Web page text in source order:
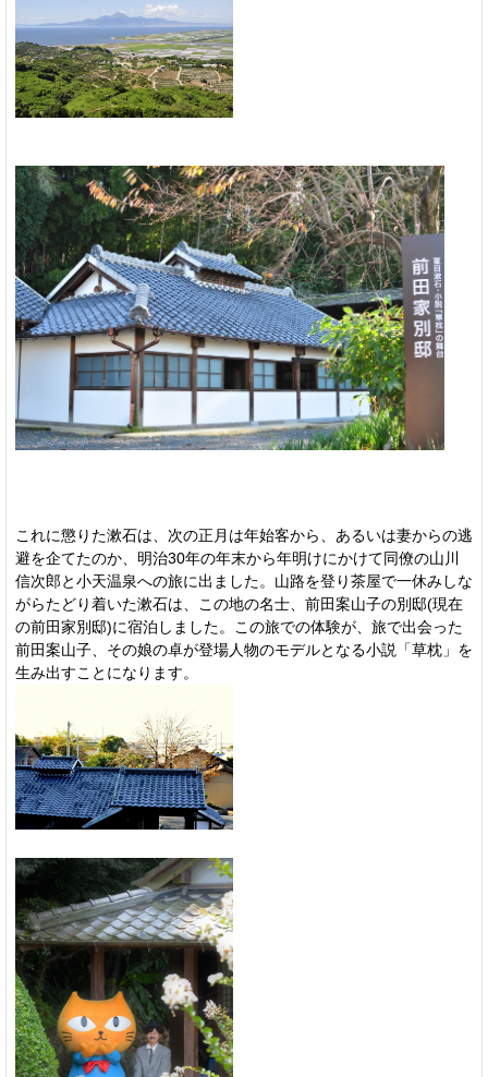
これに懲りた漱石は、次の正月は年始客から、あるいは妻からの逃
避を企てたのか、明治30年の年末から年明けにかけて同僚の山川
信次郎と小天温泉への旅に出ました。山路を登り茶屋で一休みしな
がらたどり着いた漱石は、この地の名士、前田案山子の別邸(現在
の前田家別邸)に宿泊しました。この旅での体験が、旅で出会った
前田案山子、その娘の卓が登場人物のモデルとなる小説「草枕」を
生み出すことになります。